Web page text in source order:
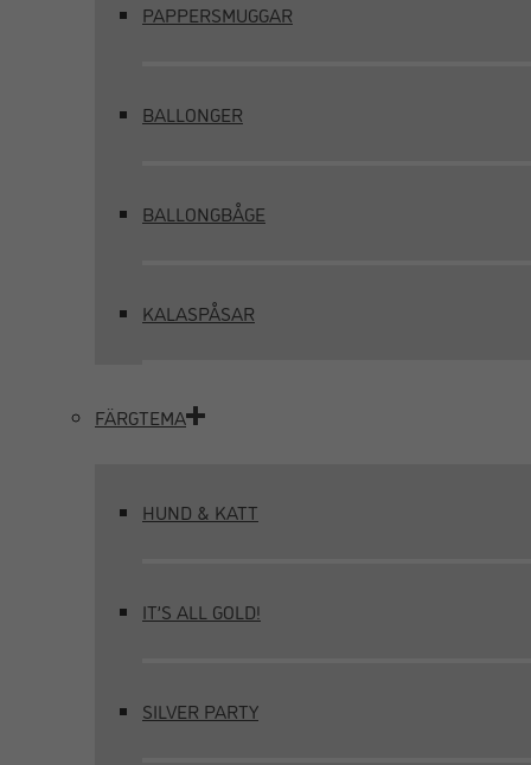
PAPPERSMUGGAR
BALLONGER
BALLONGBÅGE
KALASPÅSAR
FÄRGTEMA
HUND & KATT
IT’S ALL GOLD!
SILVER PARTY